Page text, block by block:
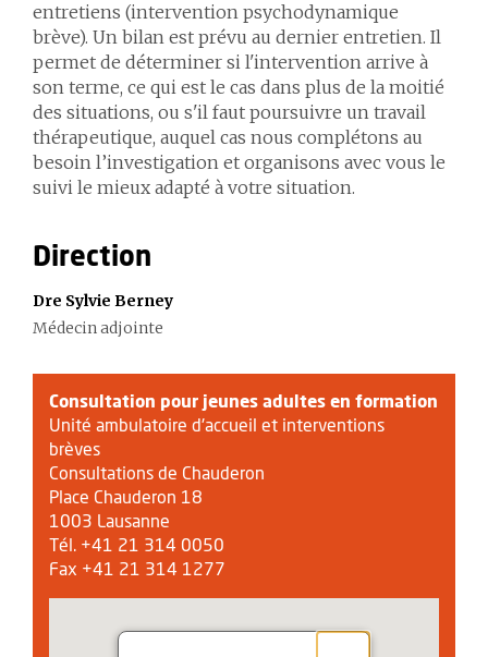
entretiens (intervention psychodynamique
brève). Un bilan est prévu au dernier entretien. Il
permet de déterminer si l'intervention arrive à
son terme, ce qui est le cas dans plus de la moitié
des situations, ou s'il faut poursuivre un travail
thérapeutique, auquel cas nous complétons au
besoin l’investigation et organisons avec vous le
suivi le mieux adapté à votre situation.
Direction
Dre Sylvie Berney
Médecin adjointe
Consultation pour jeunes adultes en formation
Unité ambulatoire d'accueil et interventions
brèves
Consultations de Chauderon
Place Chauderon 18
1003 Lausanne
Tél. +41 21 314 0050
Fax +41 21 314 1277